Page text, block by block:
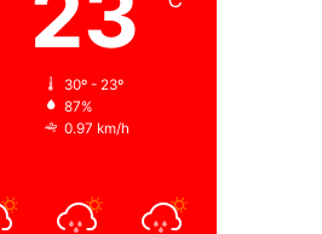
30º - 23º
87%
0.97 km/h